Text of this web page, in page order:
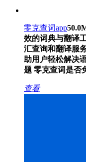
零克查词app
效的词典与翻译
汇查询和翻译服
助用户轻松解决
题 零克查词是否
查看